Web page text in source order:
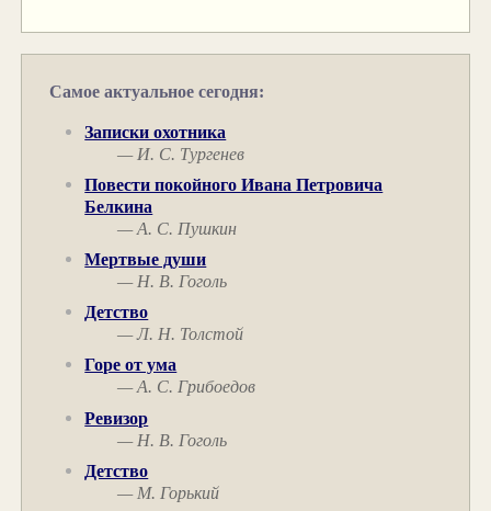
Самое актуальное сегодня:
Записки охотника
— И. С. Тургенев
Повести покойного Ивана Петровича
Белкина
— А. С. Пушкин
Мертвые души
— Н. В. Гоголь
Детство
— Л. Н. Толстой
Горе от ума
— А. С. Грибоедов
Ревизор
— Н. В. Гоголь
Детство
— М. Горький